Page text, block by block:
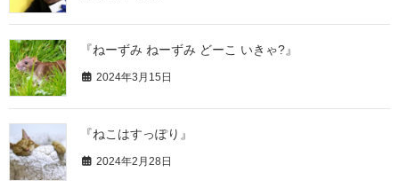
『ねーずみ ねーずみ どーこ いきゃ?』
2024年3月15日
『ねこはすっぽり』
2024年2月28日